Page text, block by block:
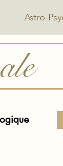
Astro-